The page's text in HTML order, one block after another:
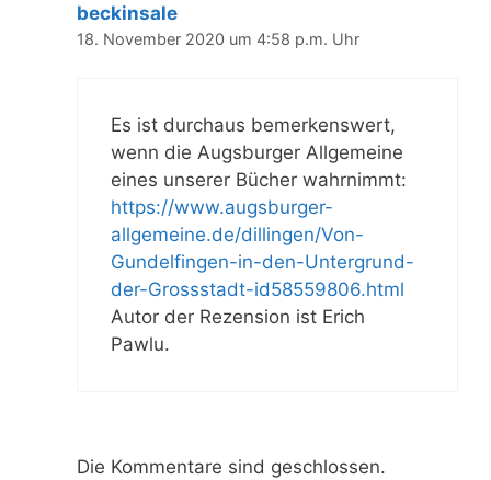
beckinsale
18. November 2020 um 4:58 p.m. Uhr
Es ist durchaus bemerkenswert,
wenn die Augsburger Allgemeine
eines unserer Bücher wahrnimmt:
https://www.augsburger-
allgemeine.de/dillingen/Von-
Gundelfingen-in-den-Untergrund-
der-Grossstadt-id58559806.html
Autor der Rezension ist Erich
Pawlu.
Die Kommentare sind geschlossen.